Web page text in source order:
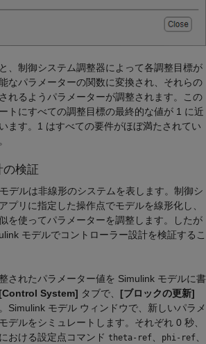
、制御システム調整器によって各調整目標が
なパラメーターの関数に変換され、それらの
れるようパラメーターが調整されます。この
トにすべての調整目標の最終的な値が 1 に近
ます。1 はすべての要件がほぼ満たされてい
の検証
デルは非線形のシステムを表します。制御シ
プリに指定した操作点でモデルを線形化し、
を使ってパラメーターを調整します。したが
モデルでコントローラー設計を検証するこ
されたパラメーター値を Simulink モデルに書
System] タブで、 [ブロックの更新]
Simulink モデル ウィンドウで、新しいパラメ
デルをシミュレートします。それぞれ 0 秒、
おける設定点コマンド theta-ref、 phi-ref、